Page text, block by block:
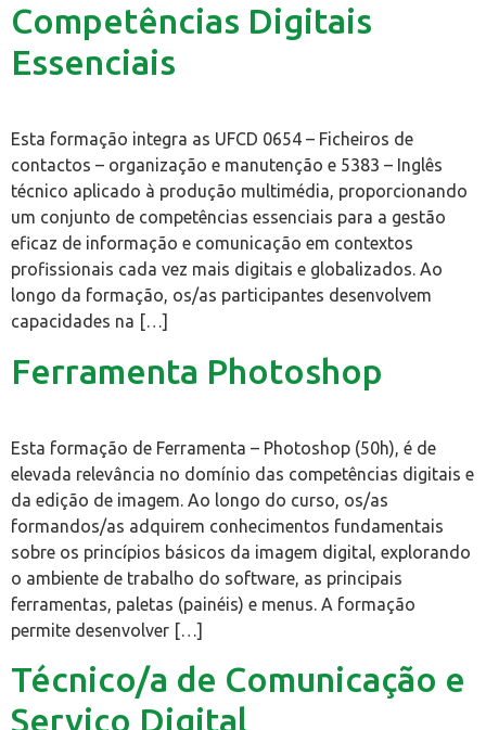
Competências Digitais
Essenciais
Esta formação integra as UFCD 0654 – Ficheiros de
contactos – organização e manutenção e 5383 – Inglês
técnico aplicado à produção multimédia, proporcionando
um conjunto de competências essenciais para a gestão
eficaz de informação e comunicação em contextos
profissionais cada vez mais digitais e globalizados. Ao
longo da formação, os/as participantes desenvolvem
capacidades na […]
Ferramenta Photoshop
Esta formação de Ferramenta – Photoshop (50h), é de
elevada relevância no domínio das competências digitais e
da edição de imagem. Ao longo do curso, os/as
formandos/as adquirem conhecimentos fundamentais
sobre os princípios básicos da imagem digital, explorando
o ambiente de trabalho do software, as principais
ferramentas, paletas (painéis) e menus. A formação
permite desenvolver […]
Técnico/a de Comunicação e
Serviço Digital